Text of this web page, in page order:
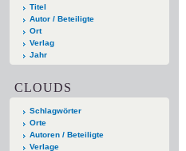
Titel
Autor / Beteiligte
Ort
Verlag
Jahr
CLOUDS
Schlagwörter
Orte
Autoren / Beteiligte
Verlage